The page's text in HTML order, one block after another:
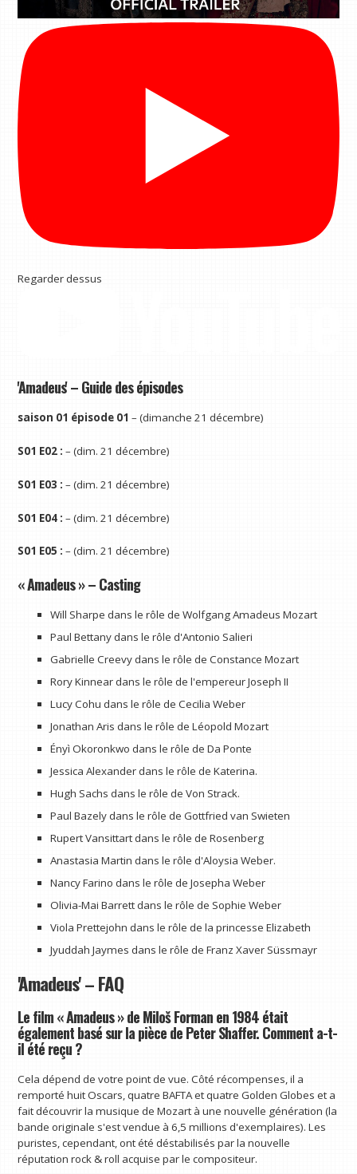
Regarder dessus
'Amadeus' – Guide des épisodes
saison 01 épisode 01 – (dimanche 21 décembre)
S01 E02 :– (dim. 21 décembre)
S01 E03 :– (dim. 21 décembre)
S01 E04 :– (dim. 21 décembre)
S01 E05 :– (dim. 21 décembre)
« Amadeus » – Casting
Will Sharpe dans le rôle de Wolfgang Amadeus Mozart
Paul Bettany dans le rôle d'Antonio Salieri
Gabrielle Creevy dans le rôle de Constance Mozart
Rory Kinnear dans le rôle de l'empereur Joseph II
Lucy Cohu dans le rôle de Cecilia Weber
Jonathan Aris dans le rôle de Léopold Mozart
Ényì Okoronkwo dans le rôle de Da Ponte
Jessica Alexander dans le rôle de Katerina.
Hugh Sachs dans le rôle de Von Strack.
Paul Bazely dans le rôle de Gottfried van Swieten
Rupert Vansittart dans le rôle de Rosenberg
Anastasia Martin dans le rôle d'Aloysia Weber.
Nancy Farino dans le rôle de Josepha Weber
Olivia-Mai Barrett dans le rôle de Sophie Weber
Viola Prettejohn dans le rôle de la princesse Elizabeth
Jyuddah Jaymes dans le rôle de Franz Xaver Süssmayr
'Amadeus' – FAQ
Le film « Amadeus » de Miloš Forman en 1984 était
également basé sur la pièce de Peter Shaffer. Comment a-t-
il été reçu ?
Cela dépend de votre point de vue. Côté récompenses, il a
remporté huit Oscars, quatre BAFTA et quatre Golden Globes et a
fait découvrir la musique de Mozart à une nouvelle génération (la
bande originale s'est vendue à 6,5 millions d'exemplaires). Les
puristes, cependant, ont été déstabilisés par la nouvelle
réputation rock & roll acquise par le compositeur.